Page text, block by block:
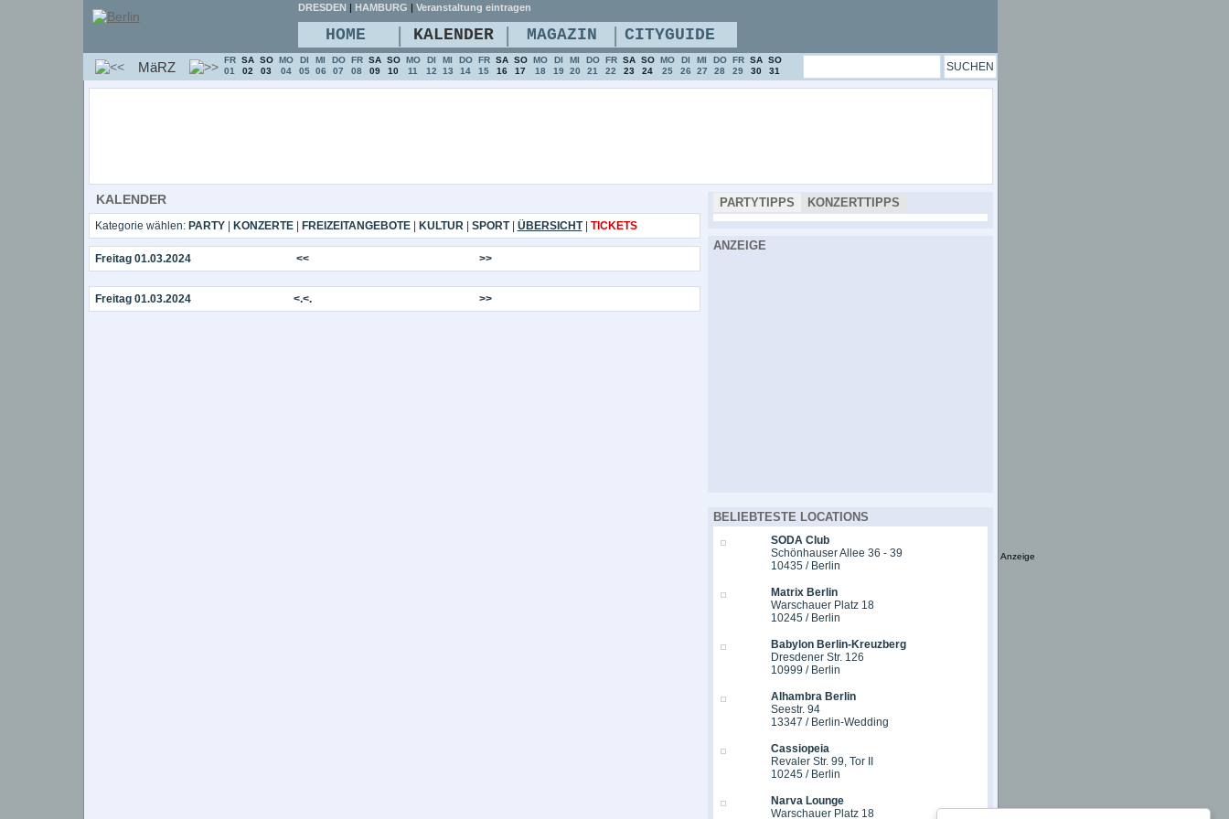
KALENDER
Kategorie wählen: PARTY| KONZERTE| FREIZEITANGEBOTE| KULTUR| SPORT| ÜBERSICHT| TICKETS
Freitag 01.03.2024 << >>
Freitag 01.03.2024 <.<. >>
PARTYTIPPS KONZERTTIPPS
ANZEIGE
BELIEBTESTE LOCATIONS
SODA Club
Schönhauser Allee 36 - 39
10435 / Berlin
Matrix Berlin
Warschauer Platz 18
10245 / Berlin
Babylon Berlin-Kreuzberg
Dresdener Str. 126
10999 / Berlin
Alhambra Berlin
Seestr. 94
13347 / Berlin-Wedding
Cassiopeia
Revaler Str. 99, Tor II
10245 / Berlin
Narva Lounge
Warschauer Platz 18
DRESDEN | HAMBURG | Veranstaltung eintragen
HOME | KALENDER | MAGAZIN | CITYGUIDE
MäRZ
FR
01
SA
02
SO
03
MO
04
DI
05
MI
06
DO
07
FR
08
SA
09
SO
10
MO
11
DI
12
MI
13
DO
14
FR
15
SA
16
SO
17
MO
18
DI
19
MI
20
DO
21
FR
22
SA
23
SO
24
MO
25
DI
26
MI
27
DO
28
FR
29
SA
30
SO
31
Anzeige